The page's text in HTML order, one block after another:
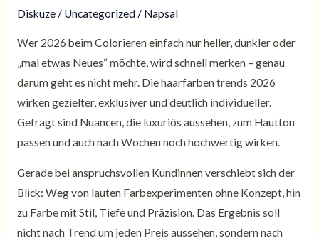
Diskuze/ Uncategorized/ Napsal
Wer 2026 beim Colorieren einfach nur heller, dunkler oder
„mal etwas Neues“ möchte, wird schnell merken – genau
darum geht es nicht mehr. Die haarfarben trends 2026
wirken gezielter, exklusiver und deutlich individueller.
Gefragt sind Nuancen, die luxuriös aussehen, zum Hautton
passen und auch nach Wochen noch hochwertig wirken.
Gerade bei anspruchsvollen Kundinnen verschiebt sich der
Blick: Weg von lauten Farbexperimenten ohne Konzept, hin
zu Farbe mit Stil, Tiefe und Präzision. Das Ergebnis soll
nicht nach Trend um jeden Preis aussehen, sondern nach